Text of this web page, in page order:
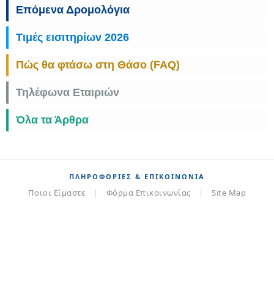
Επόμενα Δρομολόγια
Τιμές εισιτηρίων 2026
Πώς θα φτάσω στη Θάσο (FAQ)
Τηλέφωνα Εταιριών
Όλα τα Άρθρα
ΠΛΗΡΟΦΟΡΊΕΣ & ΕΠΙΚΟΙΝΩΝΊΑ
Ποιοι Είμαστε | Φόρμα Επικοινωνίας | Site Map